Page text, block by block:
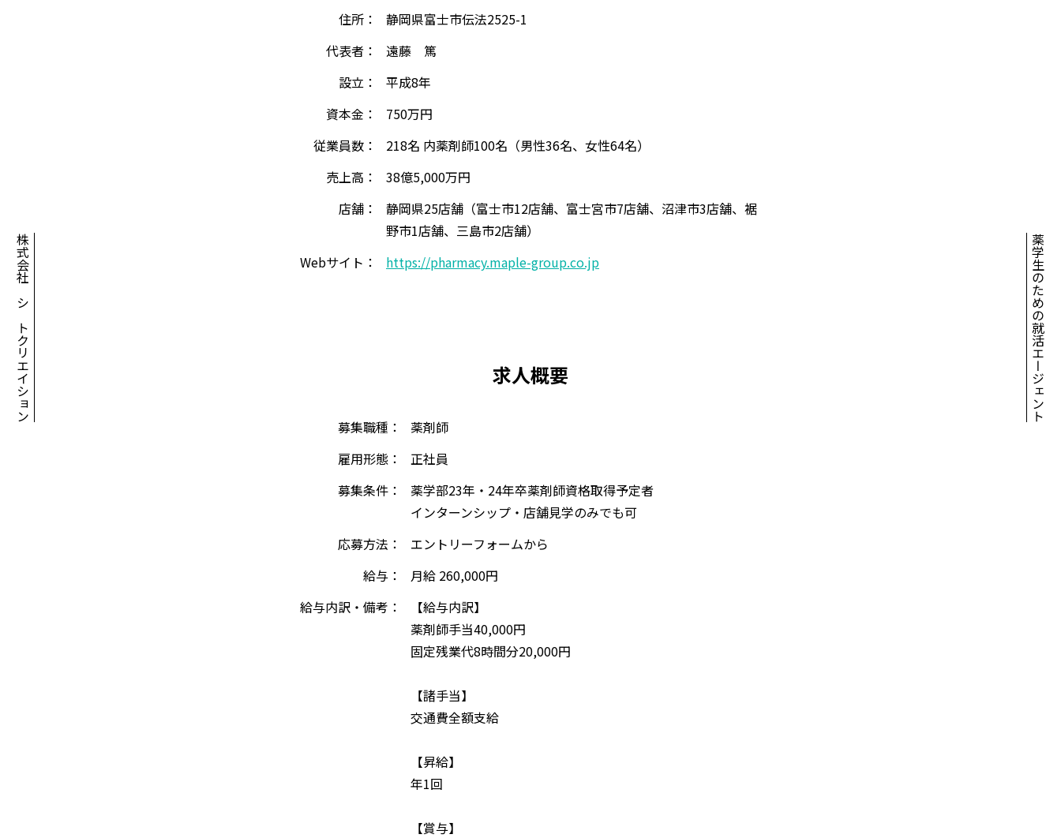
株式会社アシアトクリエイション 薬学生のための就活エージェント
住所：
静岡県富士市伝法2525-1
代表者：
遠藤 篤
設立：
平成8年
資本金：
750万円
従業員数：
218名 内薬剤師100名（男性36名、女性64名）
売上高：
38億5,000万円
店舗：
静岡県25店舗（富士市12店舗、富士宮市7店舗、沼津市3店舗、裾
野市1店舗、三島市2店舗）
Webサイト：
https://pharmacy.maple-group.co.jp
求人概要
募集職種：
薬剤師
雇用形態：
正社員
募集条件：
薬学部23年・24年卒薬剤師資格取得予定者
インターンシップ・店舗見学のみでも可
応募方法：
エントリーフォームから
給与：
月給 260,000円
給与内訳・備考：
【給与内訳】
薬剤師手当40,000円
固定残業代8時間分20,000円
【諸手当】
交通費全額支給
【昇給】
年1回
【賞与】